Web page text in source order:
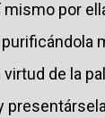
por
virtud de la
presentársela